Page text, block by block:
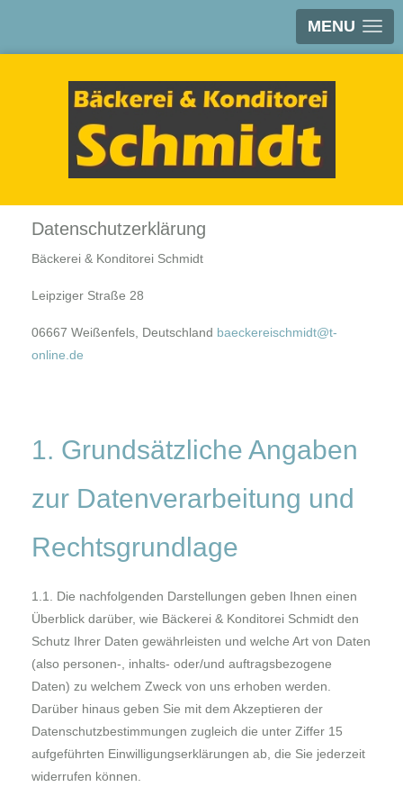
MENU
Datenschutzerklärung
Bäckerei & Konditorei Schmidt
Leipziger Straße 28
06667 Weißenfels, Deutschland baeckereischmidt@t-
online.de
1. Grundsätzliche Angaben
zur Datenverarbeitung und
Rechtsgrundlage
1.1. Die nachfolgenden Darstellungen geben Ihnen einen
Überblick darüber, wie Bäckerei & Konditorei Schmidt den
Schutz Ihrer Daten gewährleisten und welche Art von Daten
(also personen-, inhalts- oder/und auftragsbezogene
Daten) zu welchem Zweck von uns erhoben werden.
Darüber hinaus geben Sie mit dem Akzeptieren der
Datenschutzbestimmungen zugleich die unter Ziffer 15
aufgeführten Einwilligungserklärungen ab, die Sie jederzeit
widerrufen können.